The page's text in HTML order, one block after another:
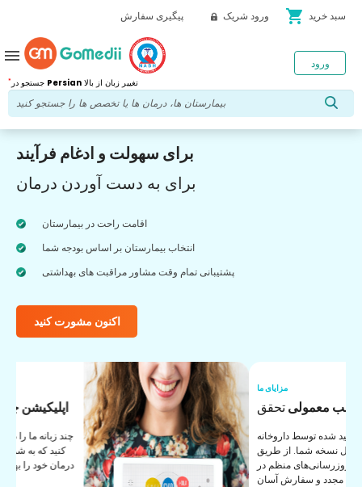
پیگیری سفارش ورود شریک shopping_cart سبد خرید
* Persian تغییر زبان از بالا
ورود menu
برای سهولت و ادغام فرآیند
برای به دست آوردن درمان
اقامت راحت در بیمارستان
انتخاب بیمارستان بر اساس بودجه شما
پشتیبانی تمام وقت مشاور مراقبت های بهداشتی
اکنون مشورت کنید
طب معمولیتحقق
داروهای تأیید شده توسط داروخانه
برای تکمیل نسخه شما. از طریق
برنامه ما به‌روزرسانی‌های منظم در
مورد ثبت مجدد و سفارش آسان